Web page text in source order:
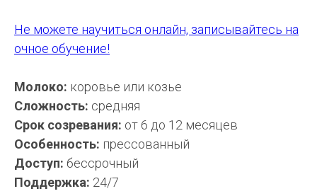
Не можете научиться онлайн, записывайтесь на
очное обучение!
Молоко: коровье или козье
Сложность: средняя
Срок созревания: от 6 до 12 месяцев
Особенность: прессованный
Доступ: бессрочный
Поддержка: 24/7